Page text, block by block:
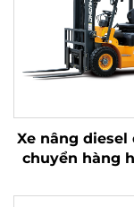
Xe nâng diesel
chuyển hàng
giản và dỡ